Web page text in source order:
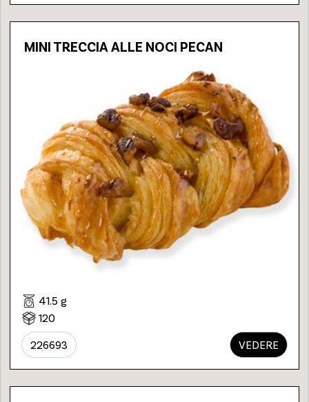
MINI TRECCIA ALLE NOCI PECAN
41.5 g
120
226693 VEDERE